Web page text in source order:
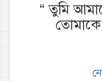
“তুমি
তোমাকে